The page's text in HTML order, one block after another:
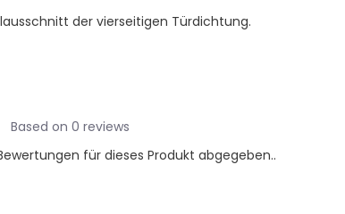
der vierseitigen Türdichtung.
Based on 0 reviews
für dieses Produkt abgegeben..